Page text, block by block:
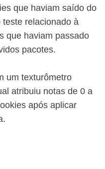
que haviam saído do
relacionado à
que haviam passado
pacotes.
um texturômetro
atribuiu notas de 0 a
após aplicar